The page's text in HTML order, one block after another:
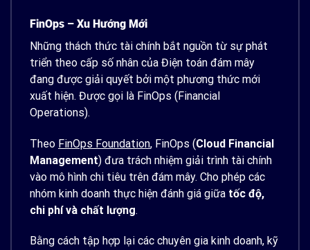
FinOps – Xu Hướng Mới
Những thách thức tài chính bắt nguồn từ sự phát
triển theo cấp số nhân của Điện toán đám mây
đang được giải quyết bởi một phương thức mới
xuất hiện. Được gọi là FinOps (Financial
Operations).
Theo FinOps Foundation, FinOps (Cloud Financial
Management) đưa trách nhiệm giải trình tài chính
vào mô hình chi tiêu trên đám mây. Cho phép các
nhóm kinh doanh thực hiện đánh giá giữa tốc độ,
chi phí và chất lượng.
Bằng cách tập hợp lại các chuyên gia kinh doanh, kỹ